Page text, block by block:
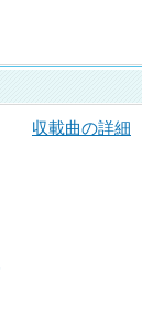
収載曲の詳細